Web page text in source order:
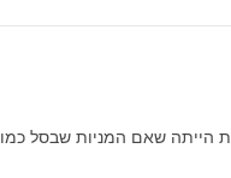
בארה"ב. התכנית הייתה שאם המניות שבסל כמו